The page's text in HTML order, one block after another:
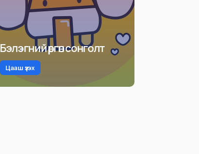
Бэлэгний өргөн сонголт
Цааш үзэх